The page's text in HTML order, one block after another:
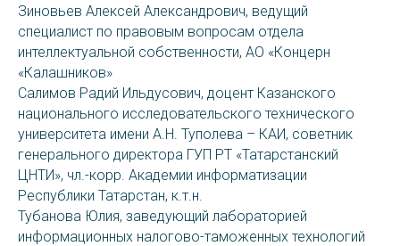
Зиновьев Алексей Александрович, ведущий
специалист по правовым вопросам отдела
интеллектуальной собственности, АО «Концерн
«Калашников»
Салимов Радий Ильдусович, доцент Казанского
национального исследовательского технического
университета имени А.Н. Туполева – КАИ, советник
генерального директора ГУП РТ «Татарстанский
ЦНТИ», чл.-корр. Академии информатизации
Республики Татарстан, к.т.н.
Тубанова Юлия, заведующий лабораторией
информационных налогово-таможенных технологий